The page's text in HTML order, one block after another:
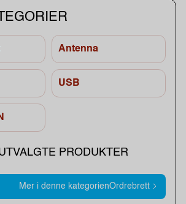
Antenna
USB
PRODUKTER
Mer i denne kategorienOrdrebrett